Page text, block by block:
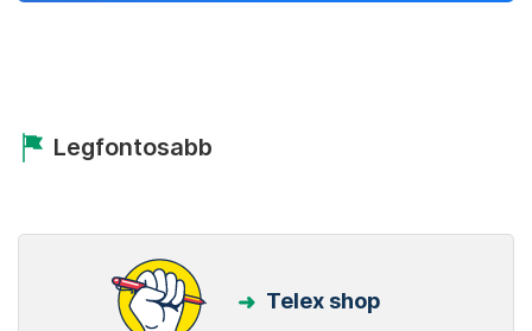
Legfontosabb
Telex shop